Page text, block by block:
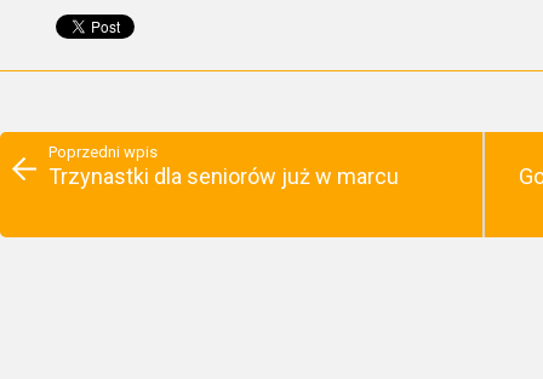
Poprzedni wpis
Trzynastki dla seniorów już w marcu